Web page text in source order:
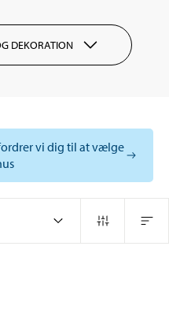
DEKORATION
vi dig til at vælge